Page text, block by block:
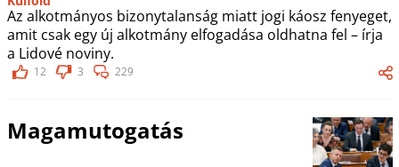
Az alkotmányos bizonytalanság miatt jogi káosz fenyeget,
amit csak egy új alkotmány elfogadása oldhatna fel – írja
a Lidové noviny.
12 3 229
Magamutogatás